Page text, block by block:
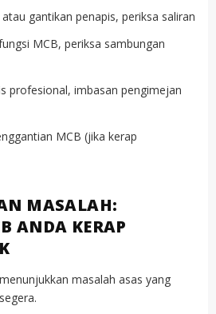
gantikan penapis, periksa saliran
MCB, periksa sambungan
profesional, imbasan pengimejan
MCB (jika kerap
MASALAH:
ANDA KERAP
masalah asas yang